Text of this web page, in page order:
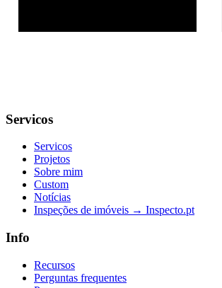
Servicos
Servicos
Projetos
Sobre mim
Custom
Notícias
Inspeções de imóveis → Inspecto.pt
Info
Recursos
Perguntas frequentes